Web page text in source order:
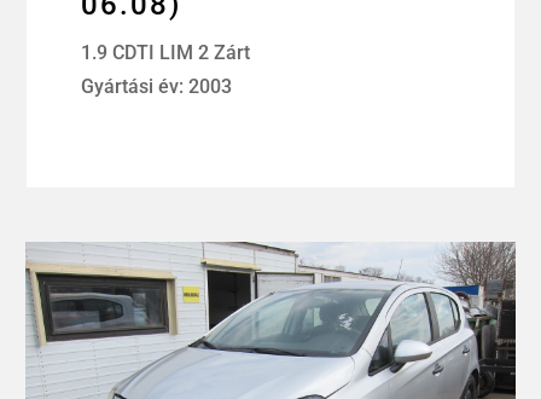
1.9 CDTI LIM 2 Zárt
Gyártási év: 2003